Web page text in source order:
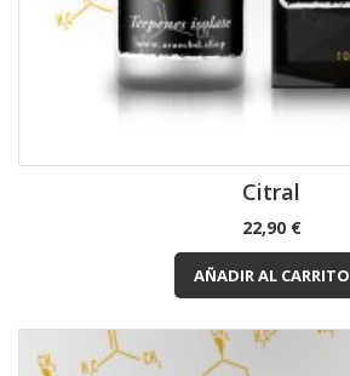
Citral
Precio
22,90 €
AÑADIR AL CARRITO